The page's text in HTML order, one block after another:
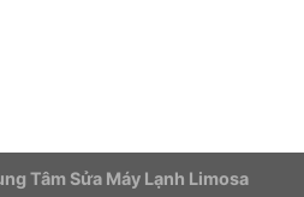
Tâm Sửa Máy Lạnh Limosa